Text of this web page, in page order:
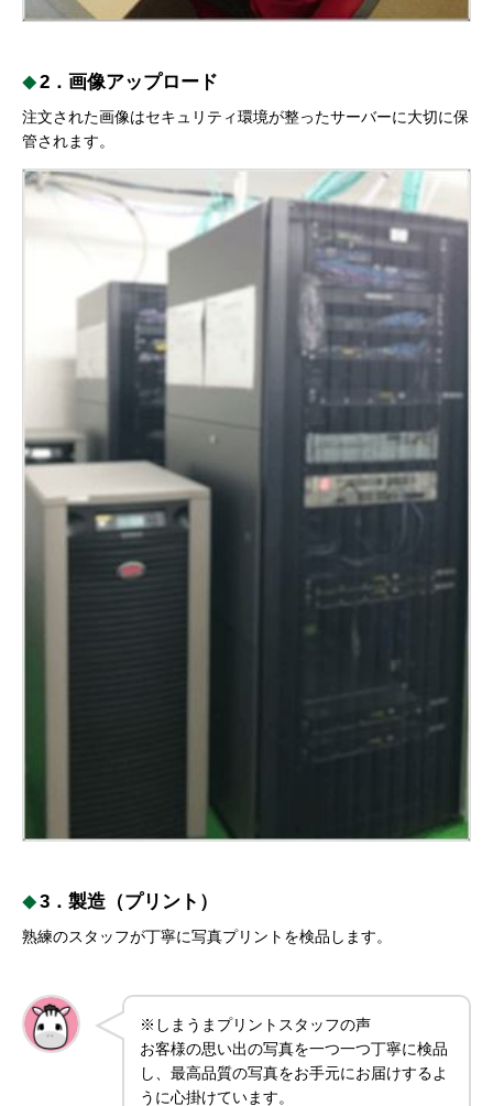
2．画像アップロード
注文された画像はセキュリティ環境が整ったサーバーに大切に保
管されます。
3．製造（プリント）
熟練のスタッフが丁寧に写真プリントを検品します。
※しまうまプリントスタッフの声
お客様の思い出の写真を一つ一つ丁寧に検品
し、最高品質の写真をお手元にお届けするよ
うに心掛けています。